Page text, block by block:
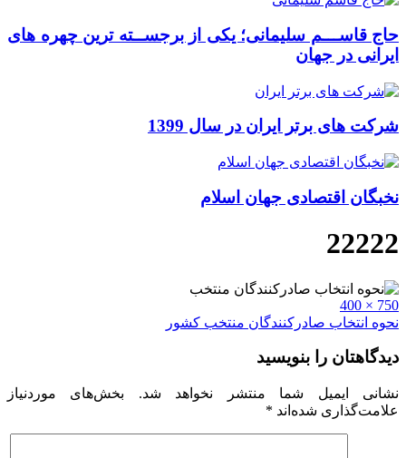
حاج قاســـم سلیمانی؛ یکی از برجســته ترین چهره های
ایرانی در جهان
شرکت های برتر ایران در سال 1399
نخبگان اقتصادی جهان اسلام
22222
Full
size
750 × 400
راهبری
نوشته
نحوه انتخاب صادرکنندگان منتخب کشور
دیدگاهتان را بنویسید
نشانی ایمیل شما منتشر نخواهد شد.
بخش‌های موردنیاز
علامت‌گذاری شده‌اند *